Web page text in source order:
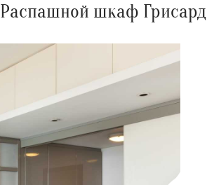
Распашной шкаф Грисард